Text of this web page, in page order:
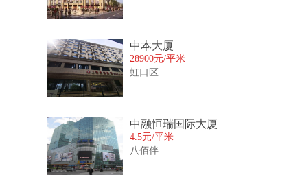
中本大厦
28900元/平米
虹口区
中融恒瑞国际大厦
4.5元/平米
八佰伴